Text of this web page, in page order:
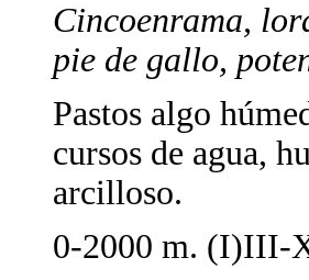
Cincoenrama,
pie de gallo,
Pastos algo
cursos de agua,
arcilloso.
0-2000 m. (I)III-